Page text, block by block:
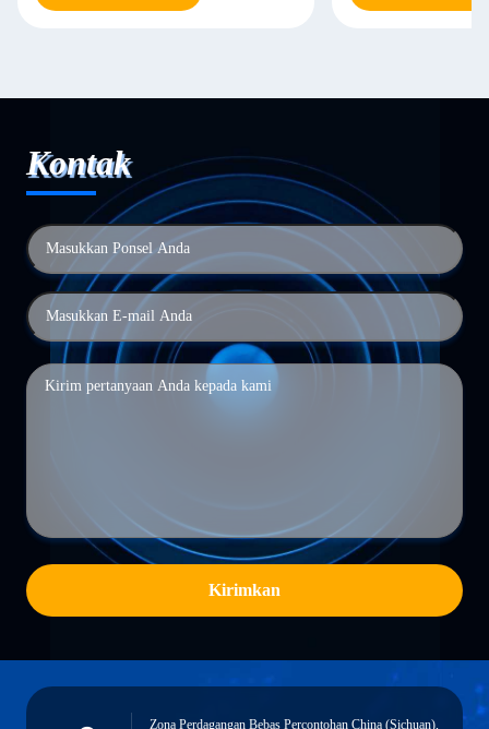
Kontak
Kirimkan
Zona Perdagangan Bebas Percontohan China (Sichuan),